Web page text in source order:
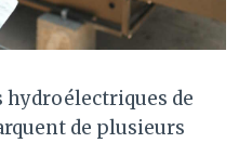
hydroélectriques de
de plusieurs